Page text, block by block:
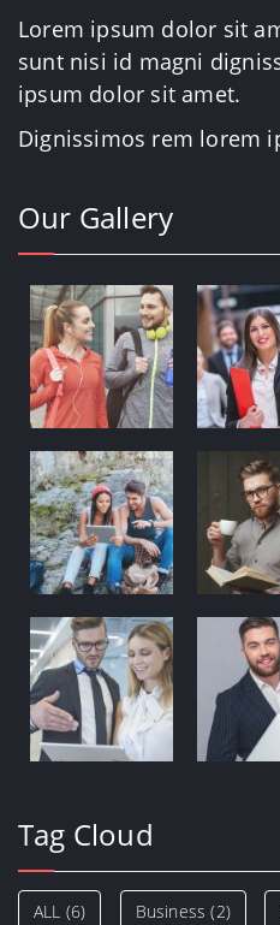
Lorem ipsum dolor sit
sunt nisi id magni
ipsum dolor sit amet.
Dignissimos rem lorem
Our Gallery
Tag Cloud
ALL (6) Business (2)